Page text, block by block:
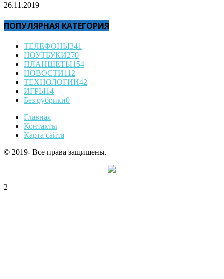
26.11.2019
ПОПУЛЯРНАЯ КАТЕГОРИЯ
ТЕЛЕФОНЫ341
НОУТБУКИ270
ПЛАНШЕТЫ154
НОВОСТИ112
ТЕХНОЛОГИИ42
ИГРЫ14
Без рубрики0
Главная
Контакты
Карта сайта
© 2019- Все права защищены.
2